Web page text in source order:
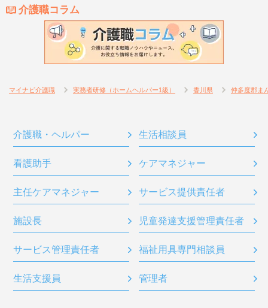
介護職コラム
マイナビ介護職 実務者研修（ホームヘルパー1級） 香川県 仲多度郡ま
介護職・ヘルパー 生活相談員
看護助手 ケアマネジャー
主任ケアマネジャー サービス提供責任者
施設長 児童発達支援管理責任者
サービス管理責任者 福祉用具専門相談員
生活支援員 管理者